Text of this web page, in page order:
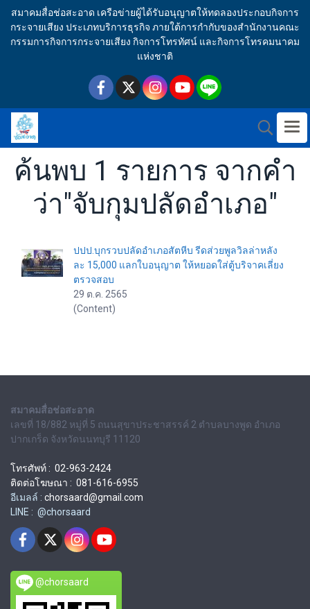
สมาคมสื่อช่อสะอาด เครือข่ายผู้ได้รับอนุญาตให้ทดลองประกอบกิจการ
กระจายเสียง ประเภทบริการธุรกิจ ภายใต้การกำกับของสำนักงานคณะ
กรรมการกิจการกระจายเสียง กิจการโทรทัศน์ และกิจการโทรคมนาคม
แห่งชาติ
ค้นพบ 1 รายการ จากคำ
ว่า"จับกุมปลัดอำเภอ"
ปปป.บุกรวบปลัดอำเภอสัตหีบ รีดส่วยพูลวิลล่าหลัง
ละ 15,000 แลกใบอนุญาต ให้หยอดใส่ตู้บริจาคเลี่ยง
ตรวจสอบ
29 ต.ค. 2565
(Content)
สมาคมสื่อช่อสะอาด
เลขที่ 18/882 หมู่ที่ 5 ถนนสุขาประชาสรรค์ 2 ตำบลบางพูด อำเภอ
ปากเกร็ด จังหวัดนนทบุรี 11120
โทรศัพท์ : 02-963-2424
ติดต่อโฆษณา : 081-616-6955
อีเมลล์ : chorsaard@gmail.com
LINE : @chorsaard
@chorsaard